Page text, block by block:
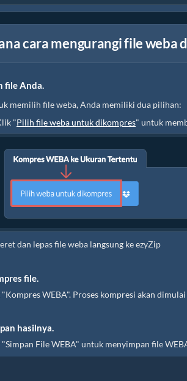
cara mengurangi file
file Anda.
memilih file weba, Anda memiliki dua pilihan:
"Pilih file weba untuk dikompres" untuk
dan lepas file weba langsung ke ezyZip
file.
WEBA". Proses kompresi akan
hasilnya.
File WEBA" untuk menyimpan file